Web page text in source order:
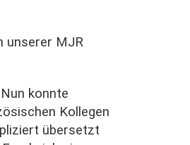
unserer MJR
konnte
Kollegen
übersetzt